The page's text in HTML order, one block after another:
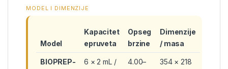
MODEL I DIMENZIJE
Model
Kapacitet
epruveta
Opseg
brzine
Dimenzije
/ masa
BIOPREP- 6 × 2 mL / 4.00– 354 × 218